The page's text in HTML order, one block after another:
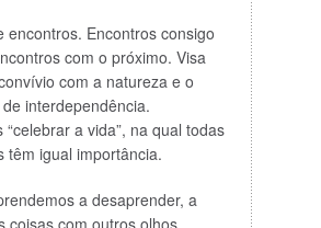
encontros. Encontros consigo
com o próximo. Visa
com a natureza e o
interdependência.
“celebrar a vida”, na qual todas
têm igual importância.
a desaprender, a
coisas com outros olhos,